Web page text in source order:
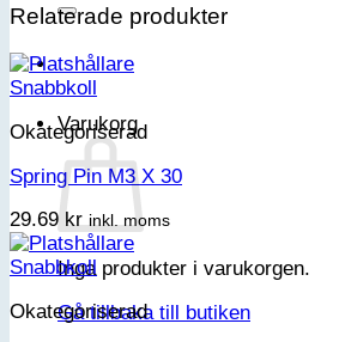
Varukorg
Inga produkter i varukorgen.
Gå tillbaka till butiken
Relaterade produkter
Snabbkoll
Okategoriserad
Spring Pin M3 X 30
29.69 kr inkl. moms
Snabbkoll
Okategoriserad